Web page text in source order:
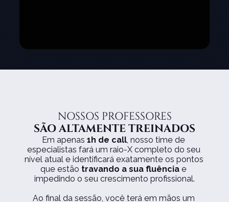
NOSSOS PROFESSORES
SÃO ALTAMENTE TREINADOS
Em apenas 1h de call, nosso time de
especialistas fará um raio-X completo do seu
nível atual e identificará exatamente os pontos
que estão travando a sua fluência e
impedindo o seu crescimento profissional.